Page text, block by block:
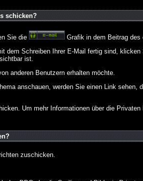
schicken?
Sie die
Grafik in dem Beitrag des
dem Schreiben Ihrer E-Mail fertig sind,
ist.
anderen Benutzern erhalten möchte.
anschauen, werden Sie einen Link sehen,
Um mehr Informationen über die
zuschicken.